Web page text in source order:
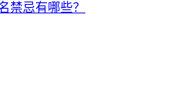
禁忌有哪些？